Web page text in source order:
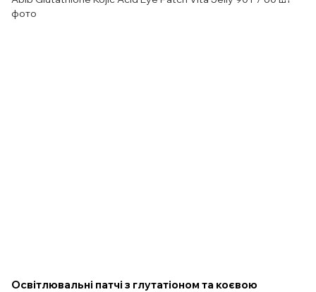
Освітлювальні патчі з глутатіоном та коєвою